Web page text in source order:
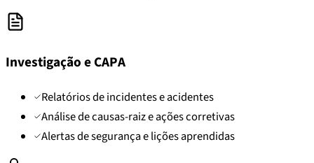
Investigação e CAPA
Relatórios de incidentes e acidentes
Análise de causas-raiz e ações corretivas
Alertas de segurança e lições aprendidas